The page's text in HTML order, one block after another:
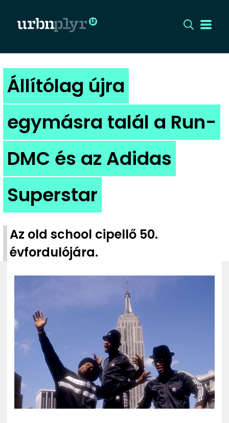
CÍMLAP
DIZÁJN
DIVAT
HIP
KULT
UTCA
ZENE
IMPRESSZUM
PR-ARCHÍVUM
ADATKEZELÉSI TÁJÉKOZTATÓ
Állítólag újra
egymásra talál a Run-
DMC és az Adidas
Superstar
Az old school cipellő 50.
évfordulójára.